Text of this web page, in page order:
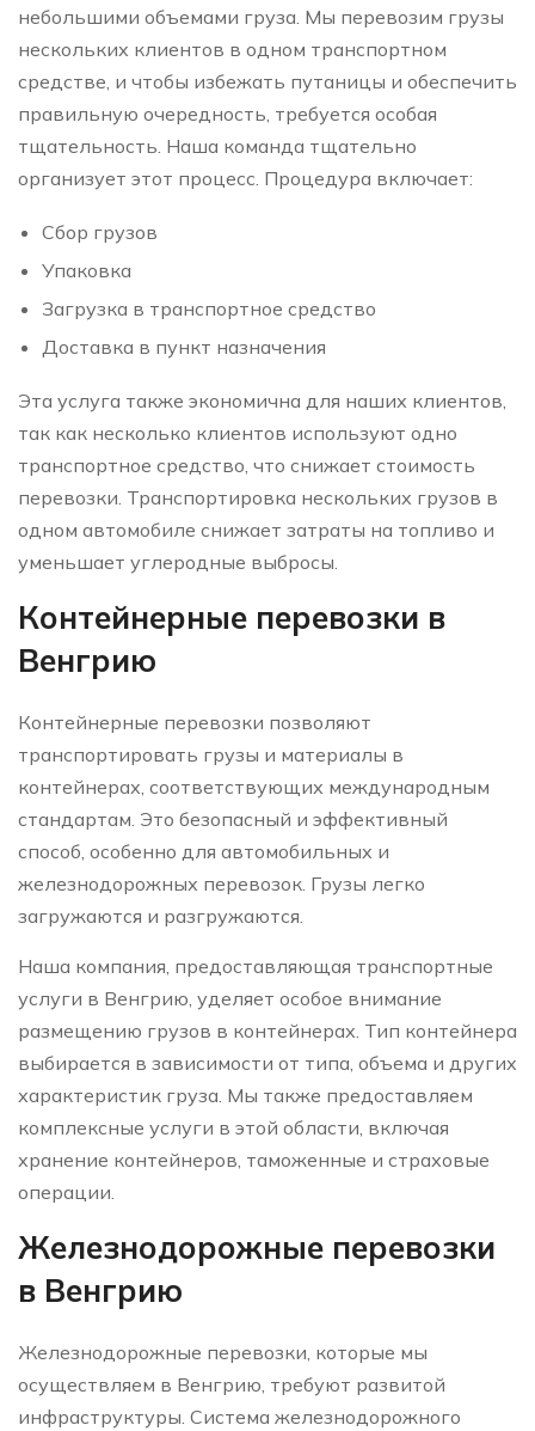
небольшими объемами груза. Мы перевозим грузы
нескольких клиентов в одном транспортном
средстве, и чтобы избежать путаницы и обеспечить
правильную очередность, требуется особая
тщательность. Наша команда тщательно
организует этот процесс. Процедура включает:
Сбор грузов
Упаковка
Загрузка в транспортное средство
Доставка в пункт назначения
Эта услуга также экономична для наших клиентов,
так как несколько клиентов используют одно
транспортное средство, что снижает стоимость
перевозки. Транспортировка нескольких грузов в
одном автомобиле снижает затраты на топливо и
уменьшает углеродные выбросы.
Контейнерные перевозки в
Венгрию
Контейнерные перевозки позволяют
транспортировать грузы и материалы в
контейнерах, соответствующих международным
стандартам. Это безопасный и эффективный
способ, особенно для автомобильных и
железнодорожных перевозок. Грузы легко
загружаются и разгружаются.
Наша компания, предоставляющая транспортные
услуги в Венгрию, уделяет особое внимание
размещению грузов в контейнерах. Тип контейнера
выбирается в зависимости от типа, объема и других
характеристик груза. Мы также предоставляем
комплексные услуги в этой области, включая
хранение контейнеров, таможенные и страховые
операции.
Железнодорожные перевозки
в Венгрию
Железнодорожные перевозки, которые мы
осуществляем в Венгрию, требуют развитой
инфраструктуры. Система железнодорожного